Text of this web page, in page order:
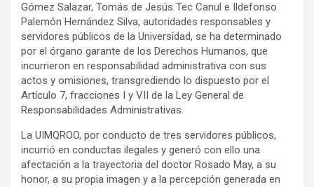
Gómez Salazar, Tomás de Jesús Tec Canul e Ildefonso
Palemón Hernández Silva, autoridades responsables y
servidores públicos de la Universidad, se ha determinado
por el órgano garante de los Derechos Humanos, que
incurrieron en responsabilidad administrativa con sus
actos y omisiones, transgrediendo lo dispuesto por el
Artículo 7, fracciones I y VII de la Ley General de
Responsabilidades Administrativas.
La UIMQROO, por conducto de tres servidores públicos,
incurrió en conductas ilegales y generó con ello una
afectación a la trayectoria del doctor Rosado May, a su
honor, a su propia imagen y a la percepción generada en